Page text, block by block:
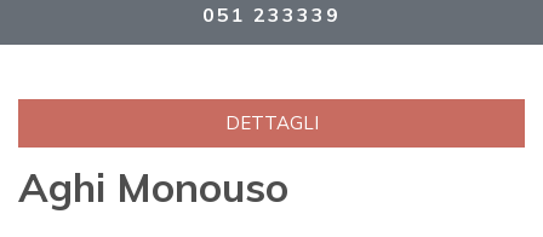
051 233339
DETTAGLI
Aghi Monouso